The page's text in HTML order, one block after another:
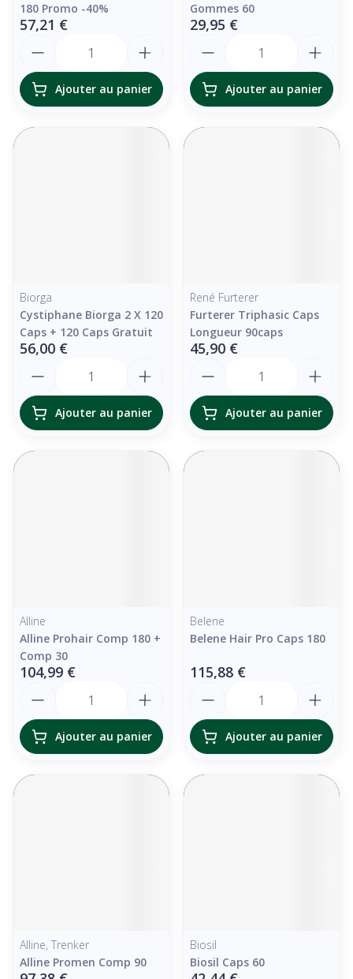
180 Promo -40%
57,21 €
Ajouter au panier
Gommes 60
29,95 €
Ajouter au panier
Biorga
Cystiphane Biorga 2 X 120
Caps + 120 Caps Gratuit
56,00 €
Ajouter au panier
René Furterer
Furterer Triphasic Caps
Longueur 90caps
45,90 €
Ajouter au panier
Alline
Alline Prohair Comp 180 +
Comp 30
104,99 €
Ajouter au panier
Belene
Belene Hair Pro Caps 180
115,88 €
Ajouter au panier
Alline, Trenker
Alline Promen Comp 90
Biosil
Biosil Caps 60